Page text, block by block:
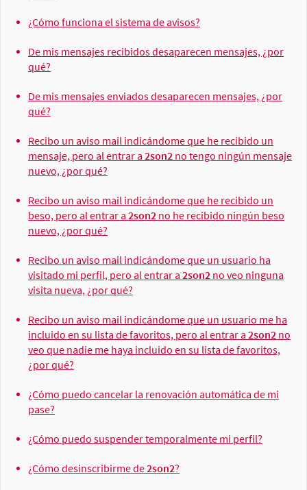
¿Cómo funciona el sistema de avisos?
De mis mensajes recibidos desaparecen mensajes, ¿por
qué?
De mis mensajes enviados desaparecen mensajes, ¿por
qué?
Recibo un aviso mail indicándome que he recibido un
mensaje, pero al entrar a 2son2 no tengo ningún mensaje
nuevo, ¿por qué?
Recibo un aviso mail indicándome que he recibido un
beso, pero al entrar a 2son2 no he recibido ningún beso
nuevo, ¿por qué?
Recibo un aviso mail indicándome que un usuario ha
visitado mi perfil, pero al entrar a 2son2 no veo ninguna
visita nueva, ¿por qué?
Recibo un aviso mail indicándome que un usuario me ha
incluido en su lista de favoritos, pero al entrar a 2son2 no
veo que nadie me haya incluido en su lista de favoritos,
¿por qué?
¿Cómo puedo cancelar la renovación automática de mi
pase?
¿Cómo puedo suspender temporalmente mi perfil?
¿Cómo desinscribirme de2son2?